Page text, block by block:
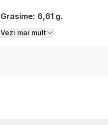
Grasime: 6,61 g.
Vezi mai mult